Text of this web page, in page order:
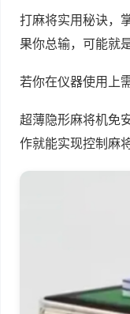
打麻将实用秘诀，
果你总输，可能就
若你在仪器使用上
超薄隐形麻将机免
作就能实现控制麻